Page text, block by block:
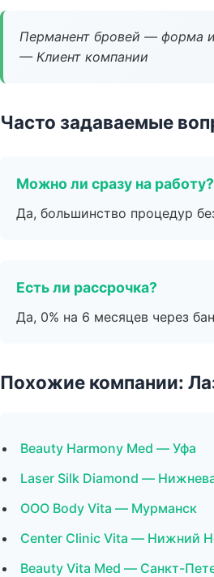
Перманент бровей — форма
— Клиент компании
Часто задаваемые
Можно ли сразу на работу?
Да, большинство процедур
Есть ли рассрочка?
Да, 0% на 6 месяцев через
Похожие компании:
Beauty Harmony Med — Уфа
Laser Silk Diamond —
ООО Body Vita — Мурманск
Center Clinic Vita — Нижний
Beauty Vita Med — Санкт-